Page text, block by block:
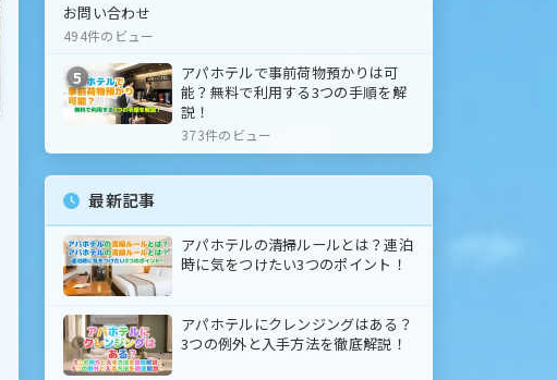
お問い合わせ
494件のビュー
5
アパホテルで事前荷物預かりは可
能？無料で利用する3つの手順を解
説！
373件のビュー
最新記事
アパホテルの清掃ルールとは？連泊
時に気をつけたい3つのポイント！
アパホテルにクレンジングはある？
3つの例外と入手方法を徹底解説！